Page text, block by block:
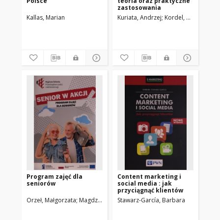
Kallas, Marian
zastosowania
Kuriata, Andrzej Kordel, Zdzisław
Program zajęć dla
seniorów
Orzeł, Małgorzata Magdziarz-Orłowska, Agnieszka
Content marketing i
social media : jak
przyciągnąć klientów
Stawarz-García, Barbara